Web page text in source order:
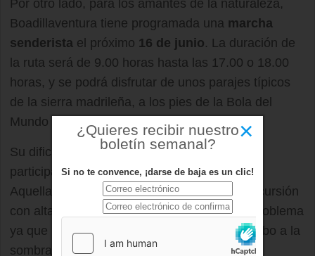
Por otro lado, para los amantes de la naturaleza,
Boadillaventura tiene programada una marcha
senderista el próximo 16 de junio. La duración de
la ruta será de 9.00 horas hasta las 17.00 o 18.00
horas, y se podrá disfrutar de unos parajes típicos
de la sierra madrileña, a los pies de la Bola del
Mundo y la Maliciosa.
Su dificultad será mínima, y por ello podrán
participar niños a partir de 8 años.
Aquellas personas reticentes a realizar la excursión
con altas temperaturas, no tendrán ningún problema
ya que la mayor parte del tramo se lleva a cabo a la
sombra de pinos silvestres.
×
¿Quieres recibir nuestro
boletín semanal?
Si no te convence, ¡darse de baja es un clic!